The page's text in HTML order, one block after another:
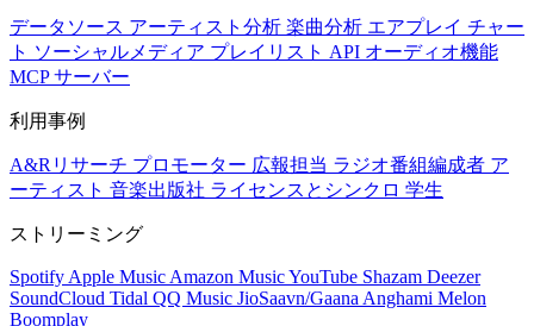
データソース アーティスト分析 楽曲分析 エアプレイ チャー
ト ソーシャルメディア プレイリスト API オーディオ機能
MCP サーバー
利用事例
A&Rリサーチ プロモーター 広報担当 ラジオ番組編成者 ア
ーティスト 音楽出版社 ライセンスとシンクロ 学生
ストリーミング
Spotify Apple Music Amazon MusicYouTube Shazam Deezer
SoundCloud Tidal QQ Music JioSaavn/Gaana Anghami Melon
Boomplay